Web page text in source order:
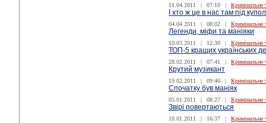
11.04.2011 | 07:10 | Кримінальне
І хто ж це в нас там під
04.04.2011 | 08:02 | Кримінальне
Легенди, міфи та маніяки
10.03.2011 | 12:30 | Кримінальне
ТОП-5 кращих українських
28.02.2011 | 07:41 | Кримінальне
Крутий музикант
19.02.2011 | 09:46 | Кримінальне
Спочатку був маніяк
05.01.2011 | 08:27 | Кримінальне
Звірі повертаються
10.01.2011 | 16:37 | Кримінальне